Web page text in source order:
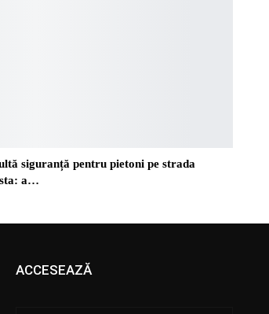
siguranță pentru pietoni pe strada
a…
ACCESEAZĂ